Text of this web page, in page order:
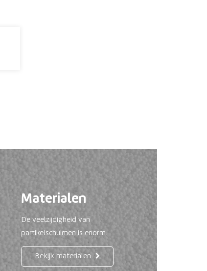
Materialen
De veelzijdigheid van
partikelschuimen is enorm.
Bekijk materialen